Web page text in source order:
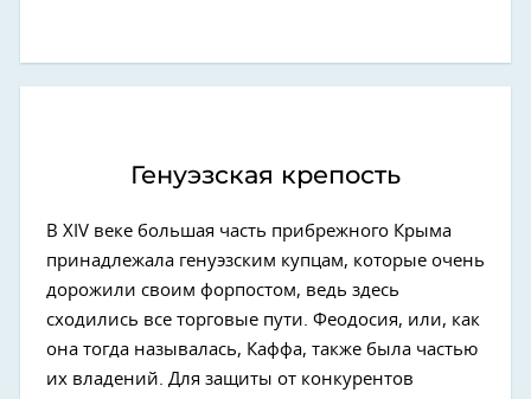
Генуэзская крепость
В XIV веке большая часть прибрежного Крыма
принадлежала генуэзским купцам, которые очень
дорожили своим форпостом, ведь здесь
сходились все торговые пути. Феодосия, или, как
она тогда называлась, Каффа, также была частью
их владений. Для защиты от конкурентов